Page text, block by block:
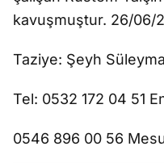
kavuşmuştur. 26/06/
Taziye: Şeyh
Tel: 0532 172 04 51
0546 896 00 56